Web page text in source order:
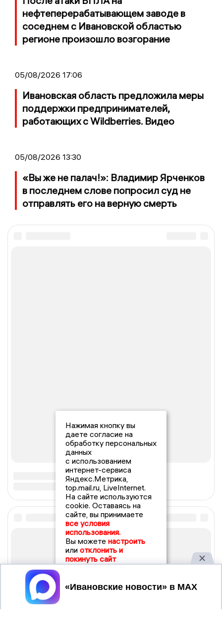
нефтеперерабатывающем заводе в
соседнем с Ивановской областью
регионе произошло возгорание
05/08/2026 17:06
Ивановская область предложила меры
поддержки предпринимателей,
работающих с Wildberries. Видео
05/08/2026 13:30
«Вы же не палач!»: Владимир Ярченков
в последнем слове попросил суд не
отправлять его на верную смерть
Нажимая кнопку вы
даете согласие на
обработку персональных
данных
с использованием
интернет-сервиса
Яндекс.Метрика,
top.mail.ru, LiveInternet.
На сайте используются
cookie. Оставаясь на
сайте, вы принимаете
все условия
использования.
Вы можете настроить
или отклонить и
покинуть сайт
Принять